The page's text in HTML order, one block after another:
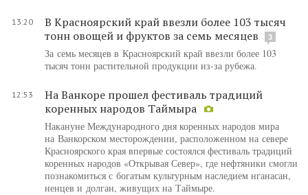
13:20
В Красноярский край ввезли более 103 тысяч
тонн овощей и фруктов за семь месяцев
3
За семь месяцев в Красноярский край ввезли более 103
тысяч тонн растительной продукции из-за рубежа.
12:53
На Ванкоре прошел фестиваль традиций
коренных народов Таймыра
Накануне Международного дня коренных народов мира
на Ванкорском месторождении, расположенном на севере
Красноярского края впервые состоялся фестиваль традиций
коренных народов «Открывая Север», где нефтяники смогли
познакомиться с богатым культурным наследием нганасан,
ненцев и долган, живущих на Таймыре.